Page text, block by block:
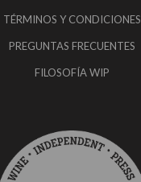
TÉRMINOS Y CONDICIONES
PREGUNTAS FRECUENTES
FILOSOFÍA WIP